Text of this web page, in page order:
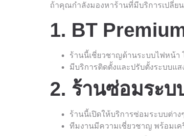
ถ้าคุณกำลังมองหาร้านที่มีบริการเปลี่ย
1. BT
ร้านนี้เชี่ยวชาญด้านระบบไฟหน้า
มีบริการติดตั้งและปรับตั้งระบบแ
2. ร้านซ่อมระ
ร้านนี้เปิดให้บริการซ่อมระบบต่า
ทีมงานมีความเชี่ยวชาญ พร้อมเ